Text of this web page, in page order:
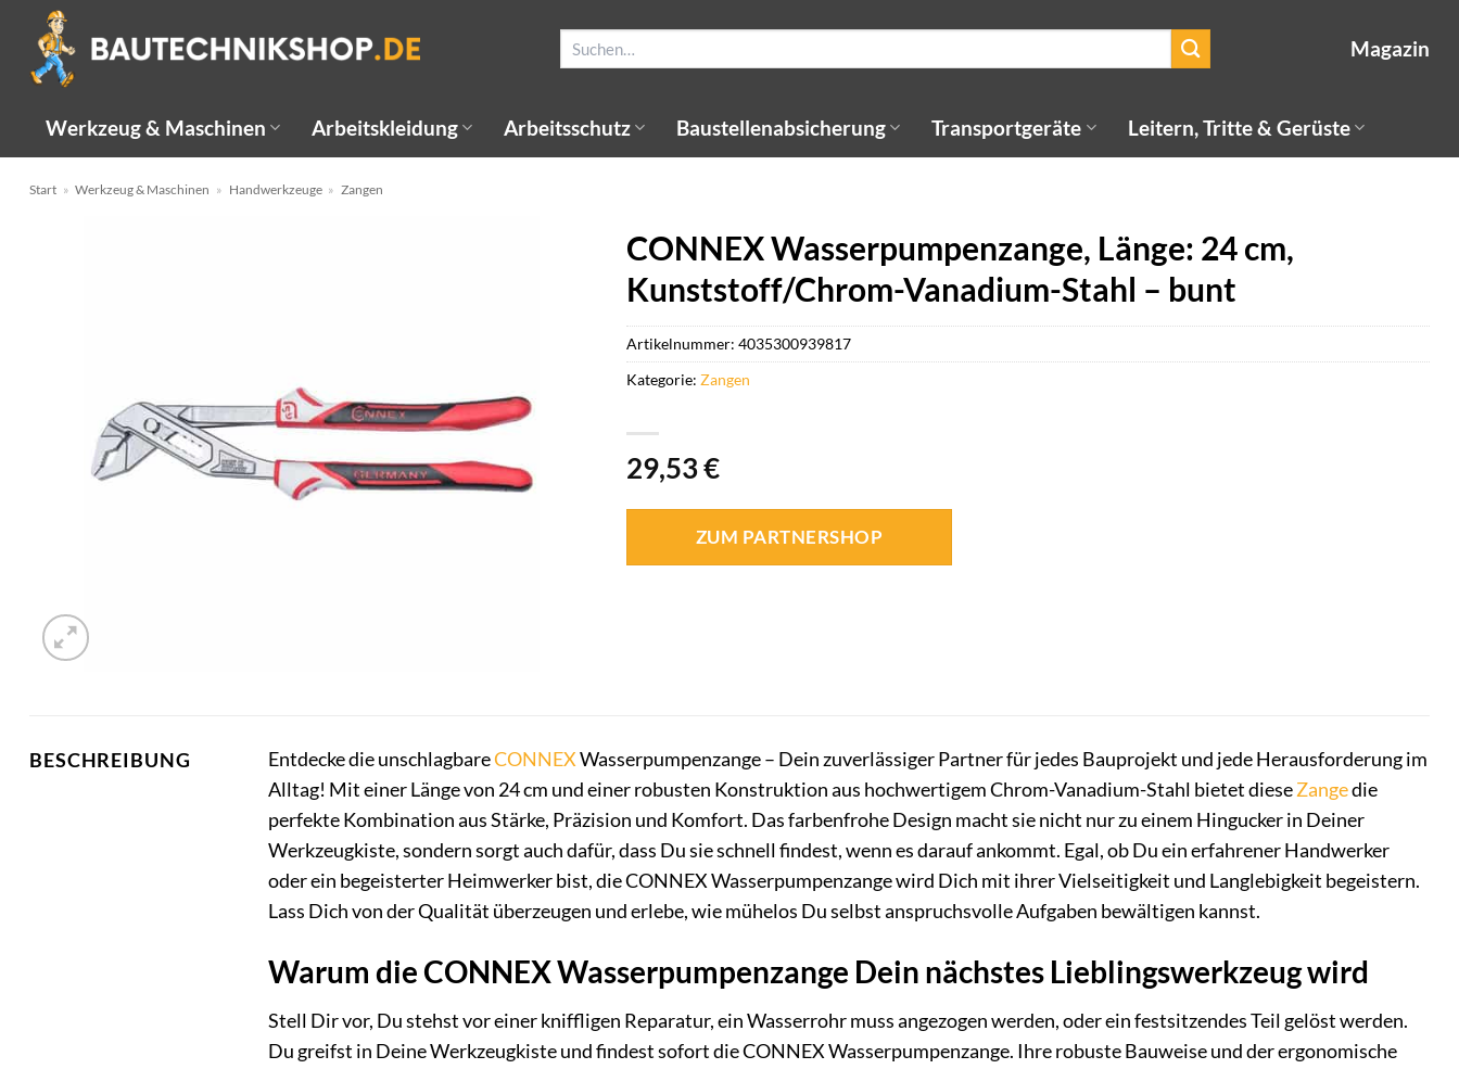
Inhalt
springen
Magazin
Werkzeug & Maschinen Arbeitskleidung Arbeitsschutz Baustellenabsicherung Transportgeräte Leitern, Tritte & Gerüste
Start » Werkzeug & Maschinen » Handwerkzeuge » Zangen
CONNEX Wasserpumpenzange, Länge: 24 cm,
Kunststoff/Chrom-Vanadium-Stahl – bunt
29,53€
ZUM PARTNERSHOP
Artikelnummer: 4035300939817
Kategorie: Zangen
BESCHREIBUNG Entdecke die unschlagbareCONNEXWasserpumpenzange – Dein zuverlässiger Partner für jedes Bauprojekt und jede Herausforderung im
Alltag! Mit einer Länge von 24 cm und einer robusten Konstruktion aus hochwertigem Chrom-Vanadium-Stahl bietet dieseZangedie
perfekte Kombination aus Stärke, Präzision und Komfort. Das farbenfrohe Design macht sie nicht nur zu einem Hingucker in Deiner
Werkzeugkiste, sondern sorgt auch dafür, dass Du sie schnell findest, wenn es darauf ankommt. Egal, ob Du ein erfahrener Handwerker
oder ein begeisterter Heimwerker bist, die CONNEX Wasserpumpenzange wird Dich mit ihrer Vielseitigkeit und Langlebigkeit begeistern.
Lass Dich von der Qualität überzeugen und erlebe, wie mühelos Du selbst anspruchsvolle Aufgaben bewältigen kannst.
Warum die CONNEX Wasserpumpenzange Dein nächstes Lieblingswerkzeug wird
Stell Dir vor, Du stehst vor einer kniffligen Reparatur, ein Wasserrohr muss angezogen werden, oder ein festsitzendes Teil gelöst werden.
Du greifst in Deine Werkzeugkiste und findest sofort die CONNEX Wasserpumpenzange. Ihre robuste Bauweise und der ergonomische